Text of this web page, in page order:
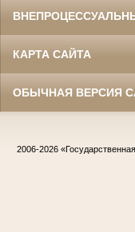
КАРТА САЙТА
ОБЫЧНАЯ ВЕРСИЯ
2006-2026